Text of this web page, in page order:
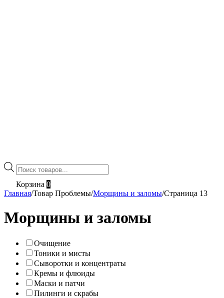
Поиск
товаров
Корзина 0
Главная/Товар Проблемы/Морщины и заломы/Страница 13
Морщины и заломы
Очищение
Тоники и мисты
Сыворотки и концентраты
Кремы и флюиды
Маски и патчи
Пилинги и скрабы